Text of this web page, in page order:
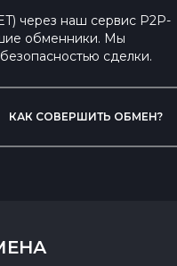
через наш сервис P2P-
обменники. Мы
сделки.
КАК СОВЕРШИТЬ ОБМЕН?